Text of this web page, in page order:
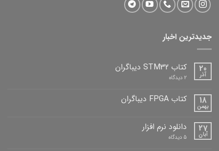
جدیدترین اخبار
20
آذر
کتاب STM32 دیباگران
2 دیدگاه برای
دیباگران 18
بهمن
کتاب FPGA دیباگران
کتاب
FPGA
دیباگران
ثبت
نشده 27
آبان
دانلود نرم افزار
5 دیدگاه برای